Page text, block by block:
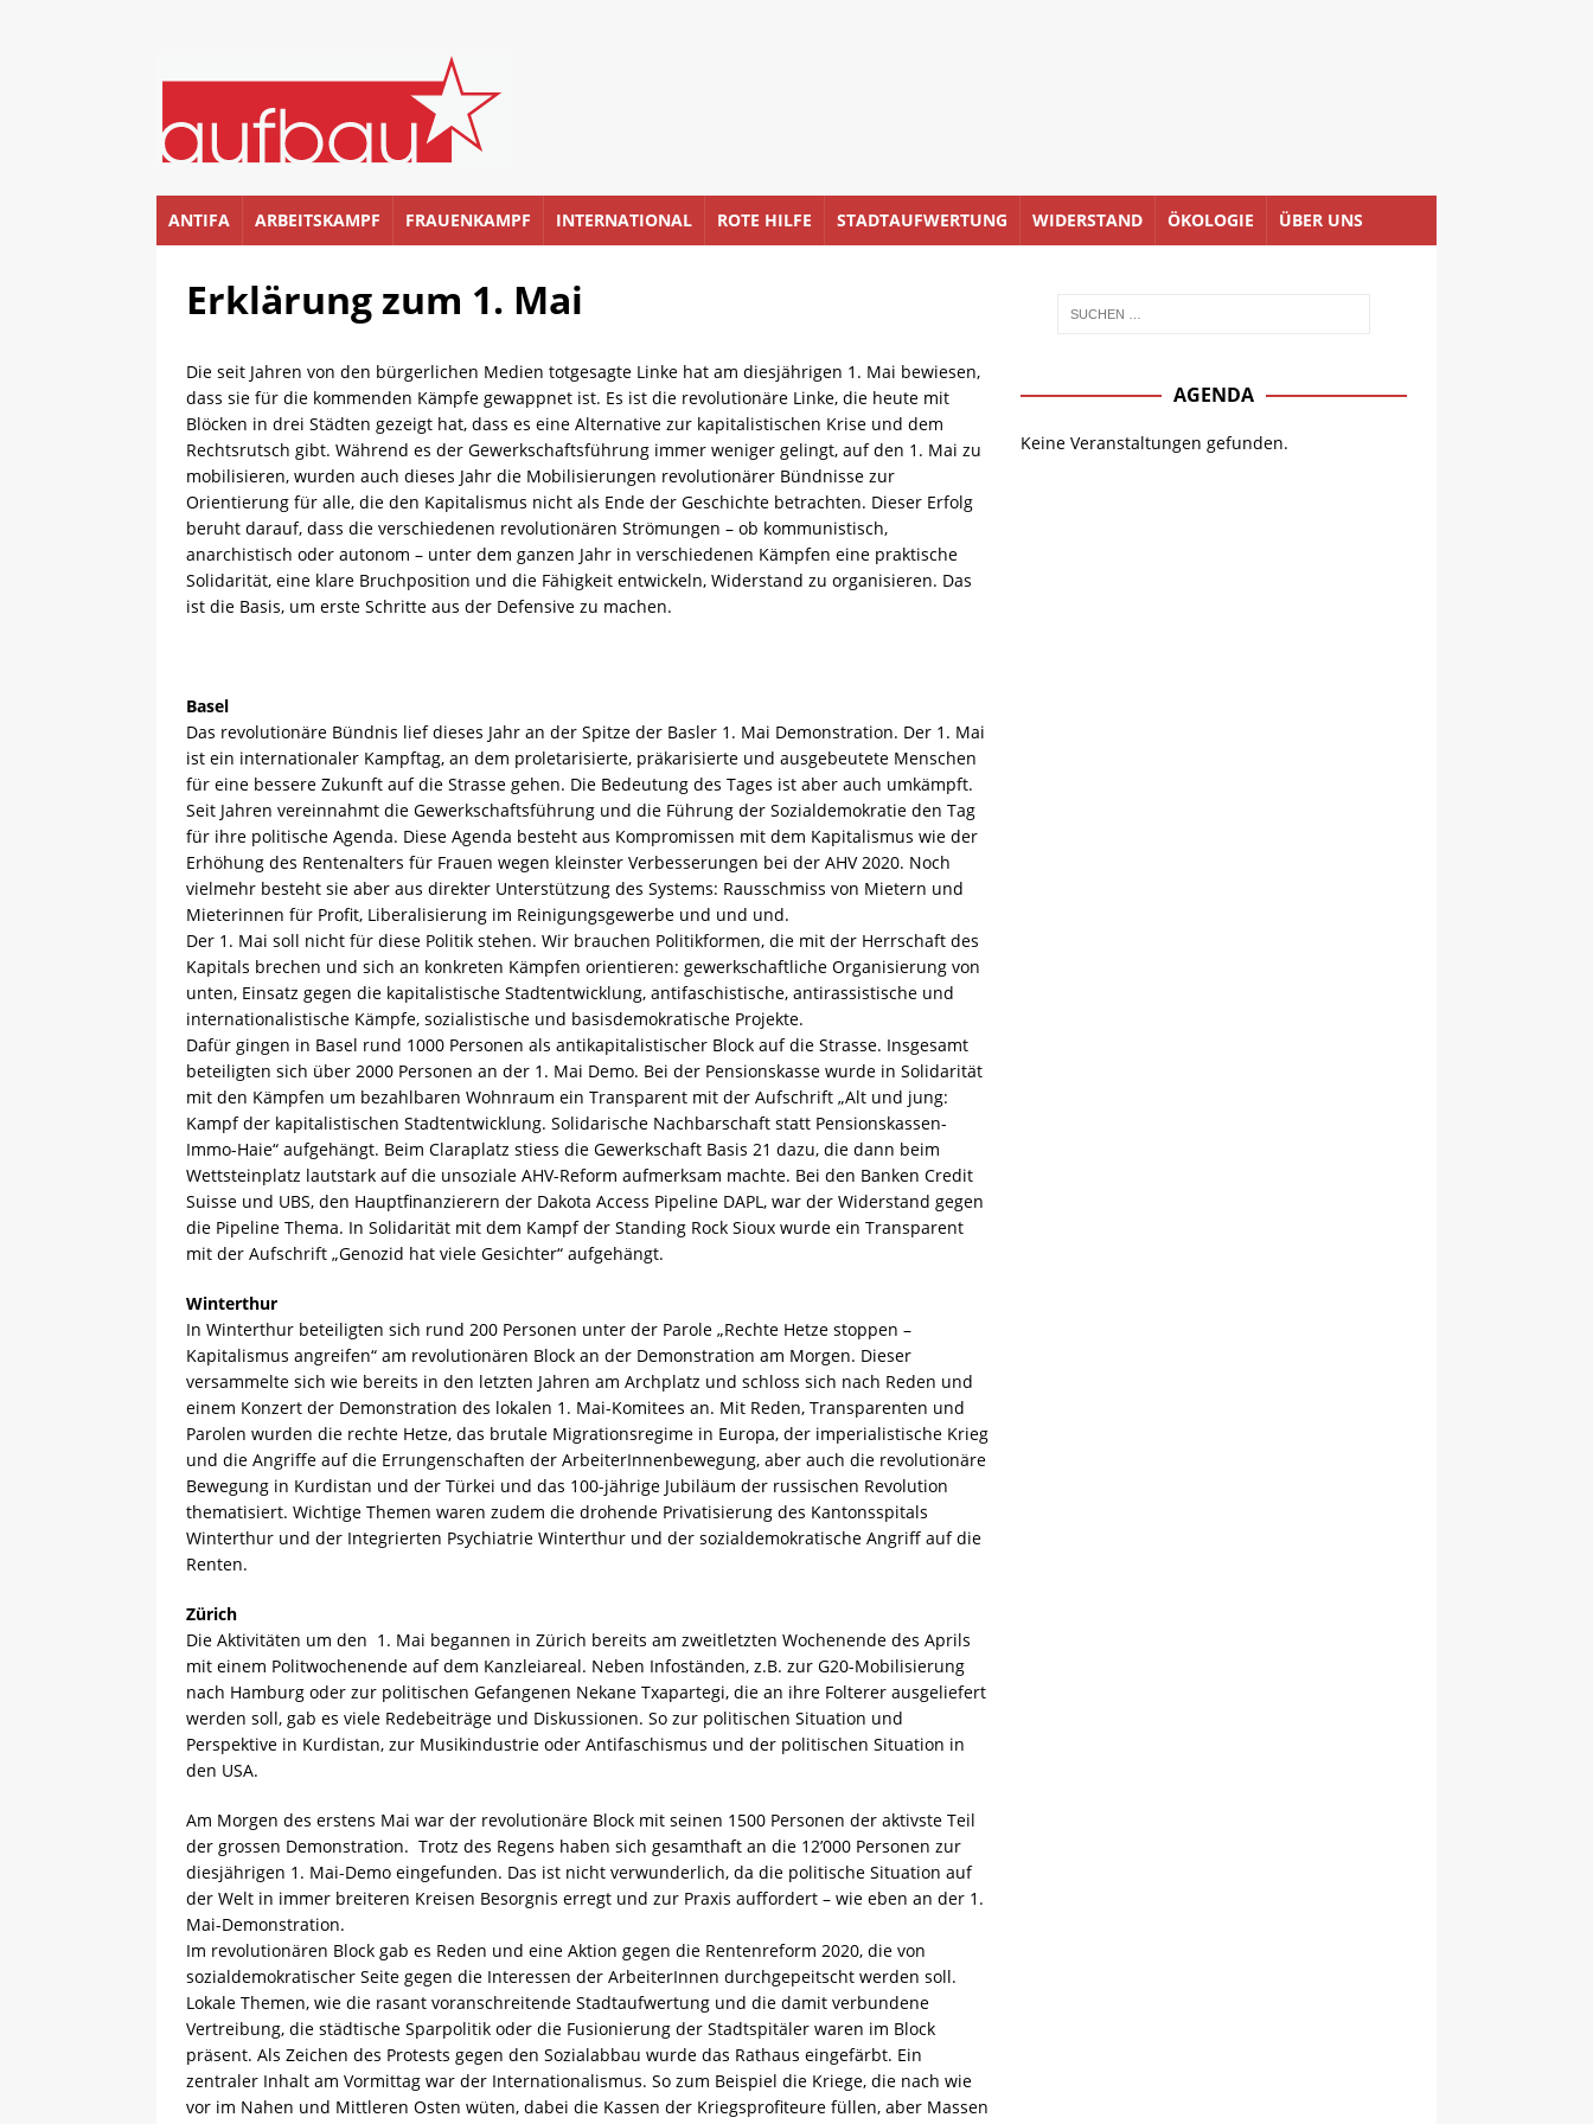
ANTIFA ARBEITSKAMPF FRAUENKAMPF INTERNATIONAL ROTE HILFE STADTAUFWERTUNG WIDERSTAND ÖKOLOGIE ÜBER UNS
Erklärung zum 1. Mai
Die seit Jahren von den bürgerlichen Medien totgesagte Linke hat am diesjährigen 1. Mai bewiesen,
dass sie für die kommenden Kämpfe gewappnet ist. Es ist die revolutionäre Linke, die heute mit
Blöcken in drei Städten gezeigt hat, dass es eine Alternative zur kapitalistischen Krise und dem
Rechtsrutsch gibt. Während es der Gewerkschaftsführung immer weniger gelingt, auf den 1. Mai zu
mobilisieren, wurden auch dieses Jahr die Mobilisierungen revolutionärer Bündnisse zur
Orientierung für alle, die den Kapitalismus nicht als Ende der Geschichte betrachten. Dieser Erfolg
beruht darauf, dass die verschiedenen revolutionären Strömungen – ob kommunistisch,
anarchistisch oder autonom – unter dem ganzen Jahr in verschiedenen Kämpfen eine praktische
Solidarität, eine klare Bruchposition und die Fähigkeit entwickeln, Widerstand zu organisieren. Das
ist die Basis, um erste Schritte aus der Defensive zu machen.
Basel
Das revolutionäre Bündnis lief dieses Jahr an der Spitze der Basler 1. Mai Demonstration. Der 1. Mai
ist ein internationaler Kampftag, an dem proletarisierte, präkarisierte und ausgebeutete Menschen
für eine bessere Zukunft auf die Strasse gehen. Die Bedeutung des Tages ist aber auch umkämpft.
Seit Jahren vereinnahmt die Gewerkschaftsführung und die Führung der Sozialdemokratie den Tag
für ihre politische Agenda. Diese Agenda besteht aus Kompromissen mit dem Kapitalismus wie der
Erhöhung des Rentenalters für Frauen wegen kleinster Verbesserungen bei der AHV 2020. Noch
vielmehr besteht sie aber aus direkter Unterstützung des Systems: Rausschmiss von Mietern und
Mieterinnen für Profit, Liberalisierung im Reinigungsgewerbe und und und.
Der 1. Mai soll nicht für diese Politik stehen. Wir brauchen Politikformen, die mit der Herrschaft des
Kapitals brechen und sich an konkreten Kämpfen orientieren: gewerkschaftliche Organisierung von
unten, Einsatz gegen die kapitalistische Stadtentwicklung, antifaschistische, antirassistische und
internationalistische Kämpfe, sozialistische und basisdemokratische Projekte.
Dafür gingen in Basel rund 1000 Personen als antikapitalistischer Block auf die Strasse. Insgesamt
beteiligten sich über 2000 Personen an der 1. Mai Demo. Bei der Pensionskasse wurde in Solidarität
mit den Kämpfen um bezahlbaren Wohnraum ein Transparent mit der Aufschrift „Alt und jung:
Kampf der kapitalistischen Stadtentwicklung. Solidarische Nachbarschaft statt Pensionskassen-
Immo-Haie“ aufgehängt. Beim Claraplatz stiess die Gewerkschaft Basis 21 dazu, die dann beim
Wettsteinplatz lautstark auf die unsoziale AHV-Reform aufmerksam machte. Bei den Banken Credit
Suisse und UBS, den Hauptfinanzierern der Dakota Access Pipeline DAPL, war der Widerstand gegen
die Pipeline Thema. In Solidarität mit dem Kampf der Standing Rock Sioux wurde ein Transparent
mit der Aufschrift „Genozid hat viele Gesichter“ aufgehängt.
Winterthur
In Winterthur beteiligten sich rund 200 Personen unter der Parole „Rechte Hetze stoppen –
Kapitalismus angreifen“ am revolutionären Block an der Demonstration am Morgen. Dieser
versammelte sich wie bereits in den letzten Jahren am Archplatz und schloss sich nach Reden und
einem Konzert der Demonstration des lokalen 1. Mai-Komitees an. Mit Reden, Transparenten und
Parolen wurden die rechte Hetze, das brutale Migrationsregime in Europa, der imperialistische Krieg
und die Angriffe auf die Errungenschaften der ArbeiterInnenbewegung, aber auch die revolutionäre
Bewegung in Kurdistan und der Türkei und das 100-jährige Jubiläum der russischen Revolution
thematisiert. Wichtige Themen waren zudem die drohende Privatisierung des Kantonsspitals
Winterthur und der Integrierten Psychiatrie Winterthur und der sozialdemokratische Angriff auf die
Renten.
Zürich
Die Aktivitäten um den 1. Mai begannen in Zürich bereits am zweitletzten Wochenende des Aprils
mit einem Politwochenende auf dem Kanzleiareal. Neben Infoständen, z.B. zur G20-Mobilisierung
nach Hamburg oder zur politischen Gefangenen Nekane Txapartegi, die an ihre Folterer ausgeliefert
werden soll, gab es viele Redebeiträge und Diskussionen. So zur politischen Situation und
Perspektive in Kurdistan, zur Musikindustrie oder Antifaschismus und der politischen Situation in
den USA.
Am Morgen des erstens Mai war der revolutionäre Block mit seinen 1500 Personen der aktivste Teil
der grossen Demonstration. Trotz des Regens haben sich gesamthaft an die 12’000 Personen zur
diesjährigen 1. Mai-Demo eingefunden. Das ist nicht verwunderlich, da die politische Situation auf
der Welt in immer breiteren Kreisen Besorgnis erregt und zur Praxis auffordert – wie eben an der 1.
Mai-Demonstration.
Im revolutionären Block gab es Reden und eine Aktion gegen die Rentenreform 2020, die von
sozialdemokratischer Seite gegen die Interessen der ArbeiterInnen durchgepeitscht werden soll.
Lokale Themen, wie die rasant voranschreitende Stadtaufwertung und die damit verbundene
Vertreibung, die städtische Sparpolitik oder die Fusionierung der Stadtspitäler waren im Block
präsent. Als Zeichen des Protests gegen den Sozialabbau wurde das Rathaus eingefärbt. Ein
zentraler Inhalt am Vormittag war der Internationalismus. So zum Beispiel die Kriege, die nach wie
vor im Nahen und Mittleren Osten wüten, dabei die Kassen der Kriegsprofiteure füllen, aber Massen
AGENDA
Keine Veranstaltungen gefunden.